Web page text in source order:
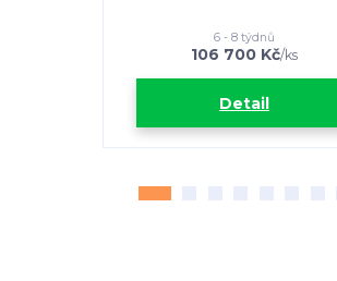
106 700 Kč/ks
6 - 8 týdnů
Detail